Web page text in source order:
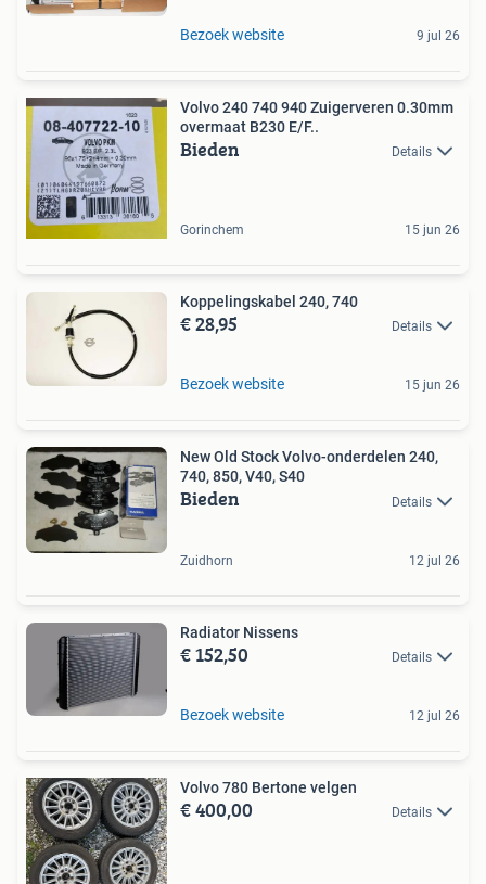
Bezoek website 9 jul 26
Volvo 240 740 940 Zuigerveren 0.30mm
overmaat B230 E/F..
Bieden Details
Gorinchem 15 jun 26
Koppelingskabel 240, 740
€ 28,95 Details
Bezoek website 15 jun 26
New Old Stock Volvo-onderdelen 240,
740, 850, V40, S40
Bieden Details
Zuidhorn 12 jul 26
Radiator Nissens
€ 152,50 Details
Bezoek website 12 jul 26
Volvo 780 Bertone velgen
€ 400,00 Details